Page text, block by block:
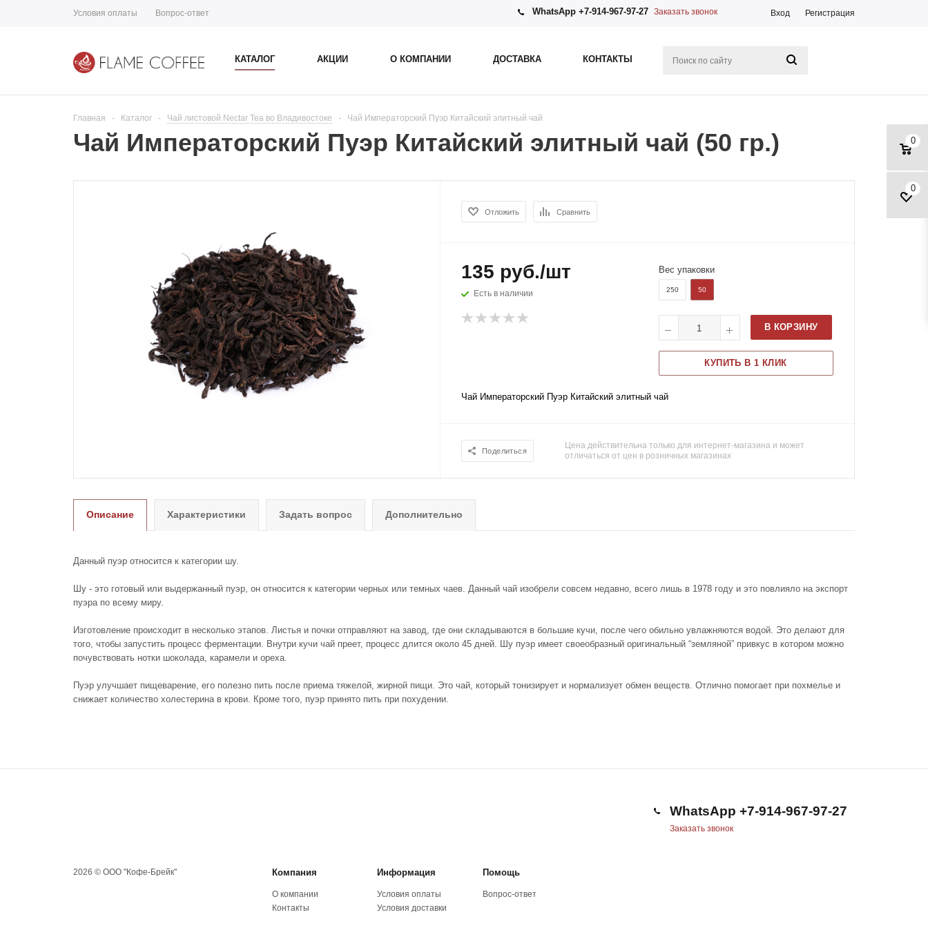
Условия оплаты Вопрос-ответ WhatsApp +7-914-967-97-27 Заказать звонок Вход Регистрация
КАТАЛОГ АКЦИИ О КОМПАНИИ ДОСТАВКА КОНТАКТЫ
0
0
Главная - Каталог - Чай листовой Nectar Tea во Владивостоке - Чай Императорский Пуэр Китайский элитный чай
Чай Императорский Пуэр Китайский элитный чай (50 гр.)
Отложить Сравнить
135 руб./шт
Есть в наличии
Вес упаковки
250 50
В КОРЗИНУ
КУПИТЬ В 1 КЛИК
Чай Императорский Пуэр Китайский элитный чай
Поделиться
Цена действительна только для интернет-магазина и может
отличаться от цен в розничных магазинах
Описание Характеристики Задать вопрос Дополнительно
Данный пуэр относится к категории шу.
Шу - это готовый или выдержанный пуэр, он относится к категории черных или темных чаев. Данный чай изобрели совсем недавно, всего лишь в 1978 году и это повлияло на экспорт
пуэра по всему миру.
Изготовление происходит в несколько этапов. Листья и почки отправляют на завод, где они складываются в большие кучи, после чего обильно увлажняются водой. Это делают для
того, чтобы запустить процесс ферментации. Внутри кучи чай преет, процесс длится около 45 дней. Шу пуэр имеет своеобразный оригинальный “земляной” привкус в котором можно
почувствовать нотки шоколада, карамели и ореха.
Пуэр улучшает пищеварение, его полезно пить после приема тяжелой, жирной пищи. Это чай, который тонизирует и нормализует обмен веществ. Отлично помогает при похмелье и
снижает количество холестерина в крови. Кроме того, пуэр принято пить при похудении.
WhatsApp +7-914-967-97-27
Заказать звонок
2026 © ООО "Кофе-Брейк" Компания Информация Помощь
О компании
Контакты
Условия оплаты
Условия доставки
Вопрос-ответ